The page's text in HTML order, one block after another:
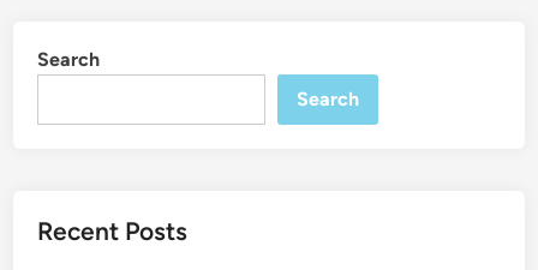
Search
Search
Recent Posts